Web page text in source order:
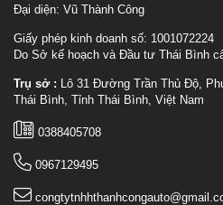
Đại diện: Vũ Thành Công
Giấy phép kinh doanh số: 1001072224
Do Sở kế hoạch và Đầu tư Thái Bình
Trụ sở : Lô 31 Đường Trần Thủ Độ,
Thái Bình, Tỉnh Thái Bình, Việt Nam
0388405708
0967129495